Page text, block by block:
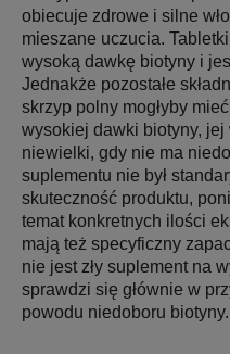
obiecuje zdrowe i silne
mieszane uczucia.
wysoką dawkę biotyny i
Jednakże pozostałe
skrzyp polny mogłyby
wysokiej dawki biotyny, jej
niewielki, gdy nie ma
suplementu nie był
skuteczność produktu,
temat konkretnych ilości
mają też specyficzny
nie jest zły suplement na
sprawdzi się głównie w
powodu niedoboru biotyny.